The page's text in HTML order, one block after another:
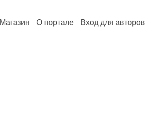
Магазин О портале Вход для авторов